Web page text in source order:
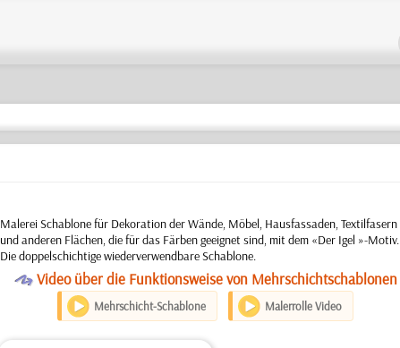
Malerei Schablone für Dekoration der Wände, Möbel, Hausfassaden, Textilfasern
und anderen Flächen, die für das Färben geeignet sind, mit dem «Der Igel »-Motiv.
Die doppelschichtige wiederverwendbare Schablone.
OVideo über die Funktionsweise von Mehrschichtschablonen
Mehrschicht-Schablone Malerrolle Video